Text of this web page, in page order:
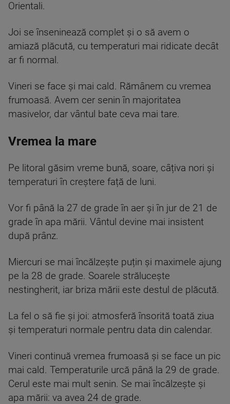
Orientali.
Joi se înseninează complet și o să avem o
amiază plăcută, cu temperaturi mai ridicate decât
ar fi normal.
Vineri se face și mai cald. Rămânem cu vremea
frumoasă. Avem cer senin în majoritatea
masivelor, dar vântul bate ceva mai tare.
Vremea la mare
Pe litoral găsim vreme bună, soare, câțiva nori și
temperaturi în creștere față de luni.
Vor fi până la 27 de grade în aer și în jur de 21 de
grade în apa mării. Vântul devine mai insistent
după prânz.
Miercuri se mai încălzește puțin și maximele ajung
pe la 28 de grade. Soarele strălucește
nestingherit, iar briza mării este destul de plăcută.
La fel o să fie și joi: atmosferă însorită toată ziua
și temperaturi normale pentru data din calendar.
Vineri continuă vremea frumoasă și se face un pic
mai cald. Temperaturile urcă până la 29 de grade.
Cerul este mai mult senin. Se mai încălzește și
apa mării: va avea 24 de grade.